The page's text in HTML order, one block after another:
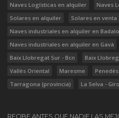
Naves Logísticas en alquiler
Naves
Solares en alquiler
Solares en venta
Naves industriales en alquiler en
Naves industriales en alquiler en Gavà
Baix Llobregat Sur - Bcn
Baix
Vallès Oriental
Maresme Penedès
Tarragona (provincia)
La Selva -
RECIBE ANTES QUE NADIE LAS